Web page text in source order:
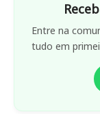
Entre na
tudo em